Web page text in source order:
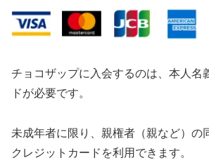
チョコザップに入会するのは、本人名
ドが必要です。
未成年者に限り、親権者（親など）の
クレジットカードを利用できます。